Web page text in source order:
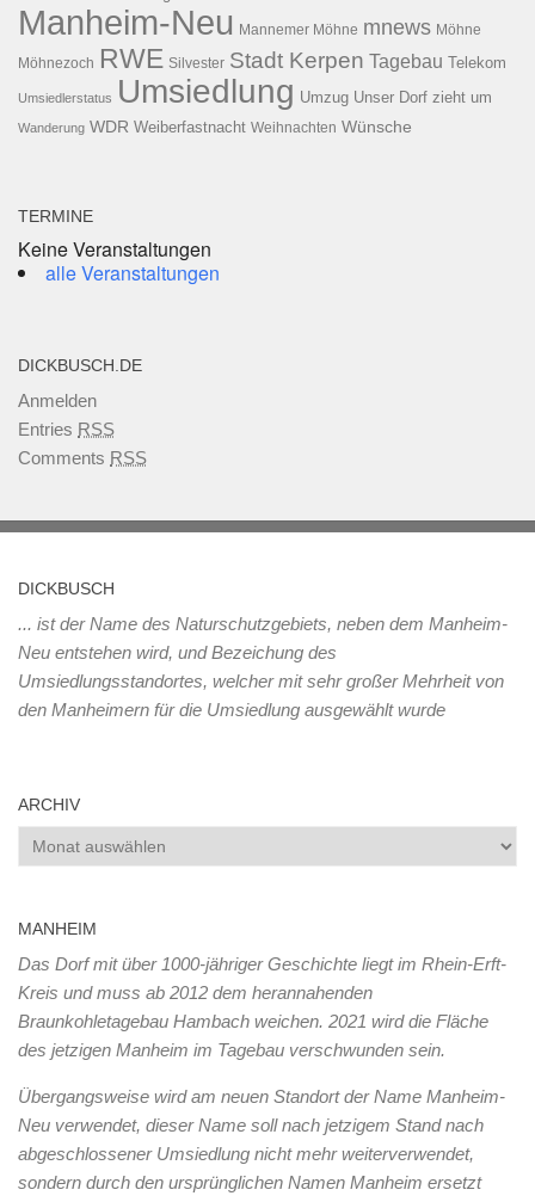
Manheim-Neu Mannemer Möhne mnews Möhne
Möhnezoch RWE Silvester Stadt Kerpen Tagebau Telekom
Umsiedlerstatus Umsiedlung Umzug Unser Dorf zieht um
Wanderung WDR Weiberfastnacht Weihnachten Wünsche
TERMINE
Keine Veranstaltungen
alle Veranstaltungen
DICKBUSCH.DE
Anmelden
Entries RSS
Comments RSS
DICKBUSCH
... ist der Name des Naturschutzgebiets, neben dem Manheim-
Neu entstehen wird, und Bezeichung des
Umsiedlungsstandortes, welcher mit sehr großer Mehrheit von
den Manheimern für die Umsiedlung ausgewählt wurde
ARCHIV
Archiv
MANHEIM
Das Dorf mit über 1000-jähriger Geschichte liegt im Rhein-Erft-
Kreis und muss ab 2012 dem herannahenden
Braunkohletagebau Hambach weichen. 2021 wird die Fläche
des jetzigen Manheim im Tagebau verschwunden sein.
Übergangsweise wird am neuen Standort der Name Manheim-
Neu verwendet, dieser Name soll nach jetzigem Stand nach
abgeschlossener Umsiedlung nicht mehr weiterverwendet,
sondern durch den ursprünglichen Namen Manheim ersetzt